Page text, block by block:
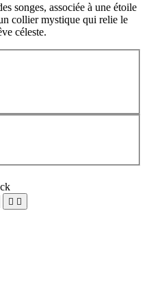
songes, associée à une étoile
collier mystique qui relie le
céleste.
 